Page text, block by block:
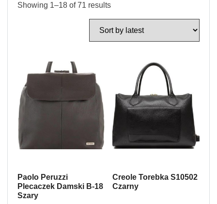
Showing 1–18 of 71 results
Paolo Peruzzi
Plecaczek Damski B-18
Szary
Creole Torebka S10502
Czarny